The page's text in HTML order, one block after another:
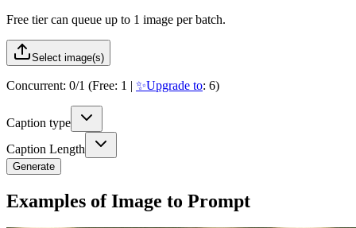
Free tier can queue up to 1 image per batch.
Select image(s)
Concurrent: 0/1 (Free: 1 | ✨Upgrade to: 6)
Caption type
Caption Length
Generate
Examples of Image to Prompt